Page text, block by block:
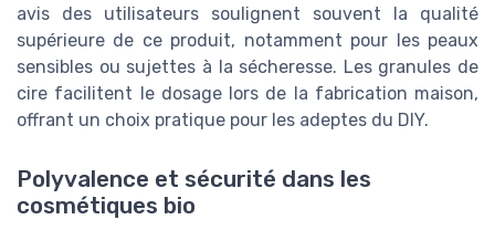
avis des utilisateurs soulignent souvent la qualité
supérieure de ce produit, notamment pour les peaux
sensibles ou sujettes à la sécheresse. Les granules de
cire facilitent le dosage lors de la fabrication maison,
offrant un choix pratique pour les adeptes du DIY.
Polyvalence et sécurité dans les
cosmétiques bio